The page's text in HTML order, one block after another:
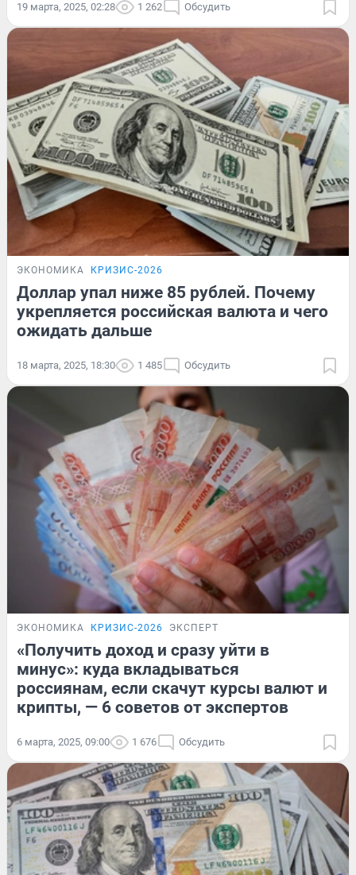
19 марта, 2025, 02:28 1 262 Обсудить
ЭКОНОМИКА КРИЗИС-2026
Доллар упал ниже 85 рублей. Почему
укрепляется российская валюта и чего
ожидать дальше
18 марта, 2025, 18:30 1 485 Обсудить
ЭКОНОМИКА КРИЗИС-2026 ЭКСПЕРТ
«Получить доход и сразу уйти в
минус»: куда вкладываться
россиянам, если скачут курсы валют и
крипты, — 6 советов от экспертов
6 марта, 2025, 09:00 1 676 Обсудить